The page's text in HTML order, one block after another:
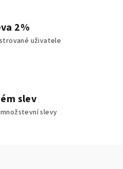
2%
uživatele
slev
slevy